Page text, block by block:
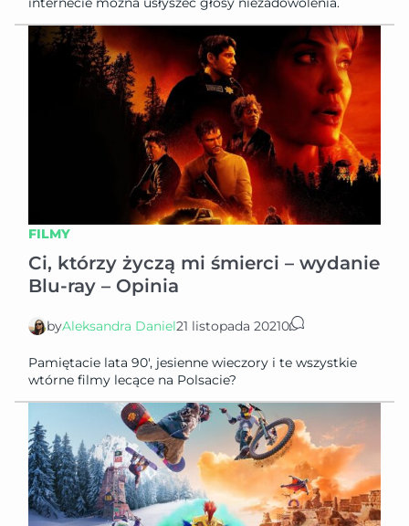
FILMY
Ci, którzy życzą mi śmierci – wydanie
Blu-ray – Opinia
byAleksandra Daniel21 listopada 20210
Pamiętacie lata 90′, jesienne wieczory i te wszystkie
wtórne filmy lecące na Polsacie?